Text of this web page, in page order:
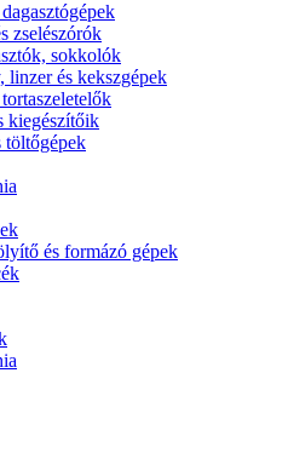
zselészórók
sokkolók
linzer és kekszgépek
kiegészítőik
töltőgépek
és formázó gépek